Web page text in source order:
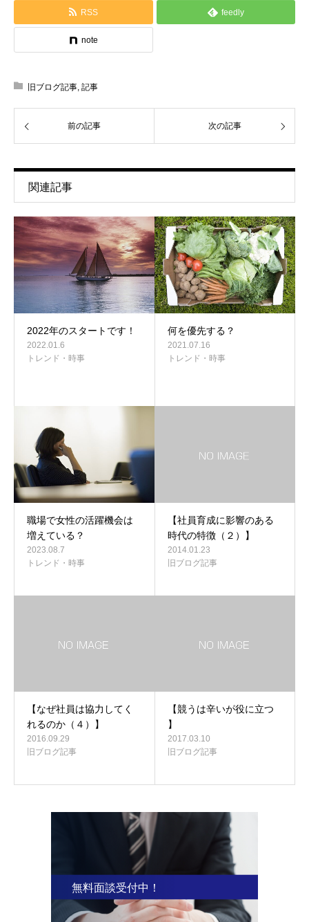
RSS feedly
note
旧ブログ記事 記事
前の記事 次の記事
関連記事
2022年のスタートです！
2022.01.6
トレンド・時事
何を優先する？
2021.07.16
トレンド・時事
職場で女性の活躍機会は
増えている？
2023.08.7
トレンド・時事
【社員育成に影響のある
時代の特徴（２）】
2014.01.23
旧ブログ記事
【なぜ社員は協力してく
れるのか（４）】
2016.09.29
旧ブログ記事
【競うは辛いが役に立つ
】
2017.03.10
旧ブログ記事
無料面談受付中！